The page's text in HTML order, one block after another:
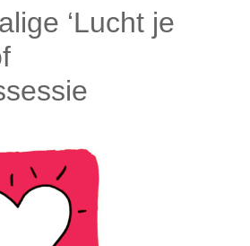
‘Lucht je